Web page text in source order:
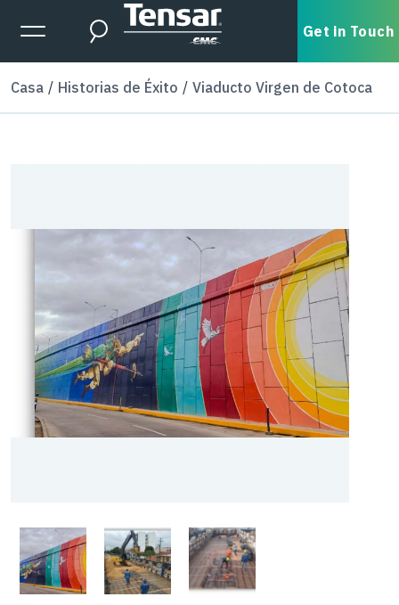
Skip to main content
Expanded Menu Toggle
Search Get in Touch
Casa Historias de Éxito Viaducto Virgen de Cotoca